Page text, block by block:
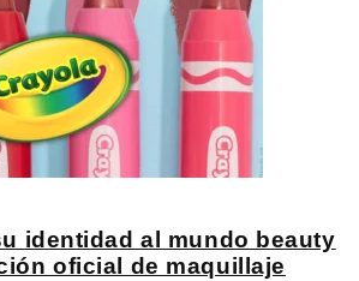
identidad al mundo beauty
oficial de maquillaje